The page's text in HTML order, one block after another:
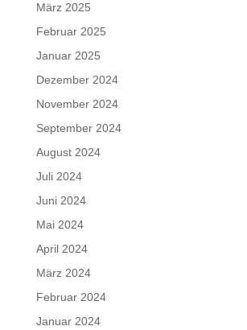
März 2025
Februar 2025
Januar 2025
Dezember 2024
November 2024
September 2024
August 2024
Juli 2024
Juni 2024
Mai 2024
April 2024
März 2024
Februar 2024
Januar 2024